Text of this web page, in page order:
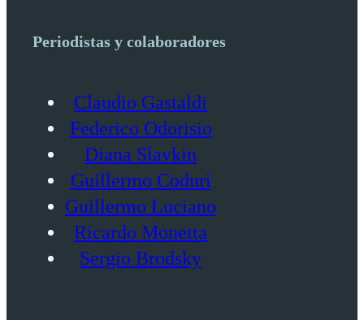
Periodistas y colaboradores
Claudio Gastaldi
Federico Odorisio
Diana Slavkin
Guillermo Coduri
Guillermo Luciano
Ricardo Monetta
Sergio Brodsky